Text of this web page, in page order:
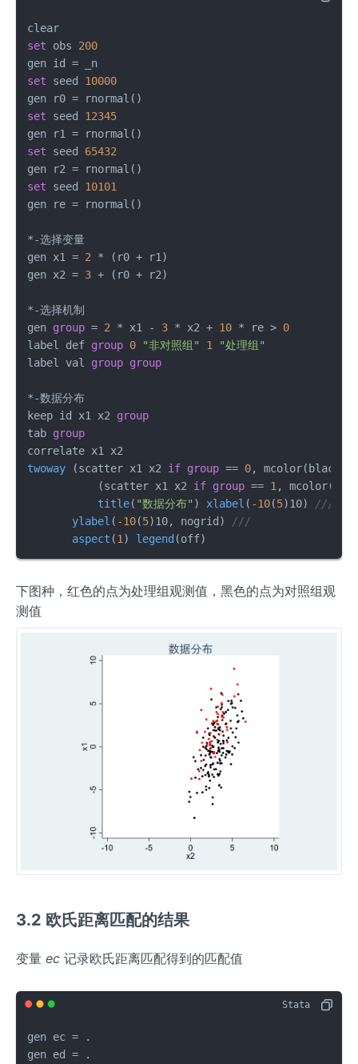
set obs 200
set seed 10000
set seed 12345
set seed 65432
set seed 10101
gen re = rnormal()
*-选择变量
gen x1 = 2 * (r0 + r1)
gen x2 = 3 + (r0 + r2)
*-选择机制
gen group = 2 * x1 - 3 * x2 + 10 * re > 0
label def group 0 "非对照组" 1
"处理组"
label val group group
keep id x1 x2 group
tab group
twoway (scatter x1 x2 if group == 0, mcolor(black
	   (
scatter x1 x2 if group == 1, mcolor(red
title( "数据分布" ) xlabel ( -10(5)10) ///
ylabel ( -10(5)10, nogrid) ///
aspect (1) legend (off
下图种，红色的点为处理组观测值，黑色的点为对照组观
测值
3.2 欧氏距离匹配的结果
变量 ec 记录欧氏距离匹配得到的匹配值
gen ec = .
gen ed = .